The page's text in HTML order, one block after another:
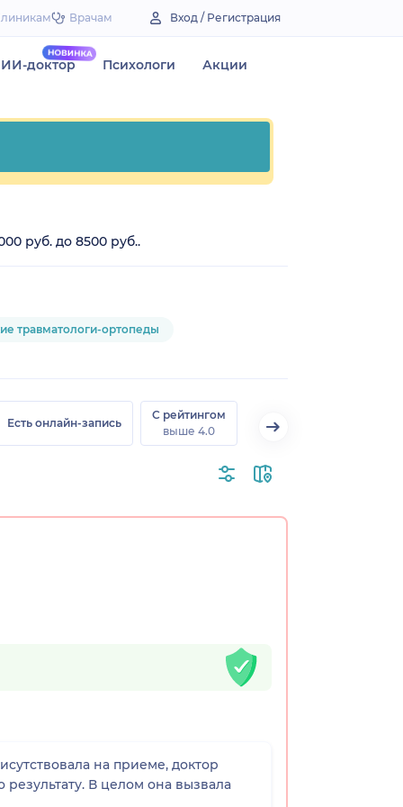
Врачам Вход / Регистрация
ИИ-доктор Психологи Акции
руб. до 8500 руб..
травматологи-ортопеды
Есть онлайн-запись
С рейтингом
выше 4.0
на приеме, доктор
В целом она вызвала